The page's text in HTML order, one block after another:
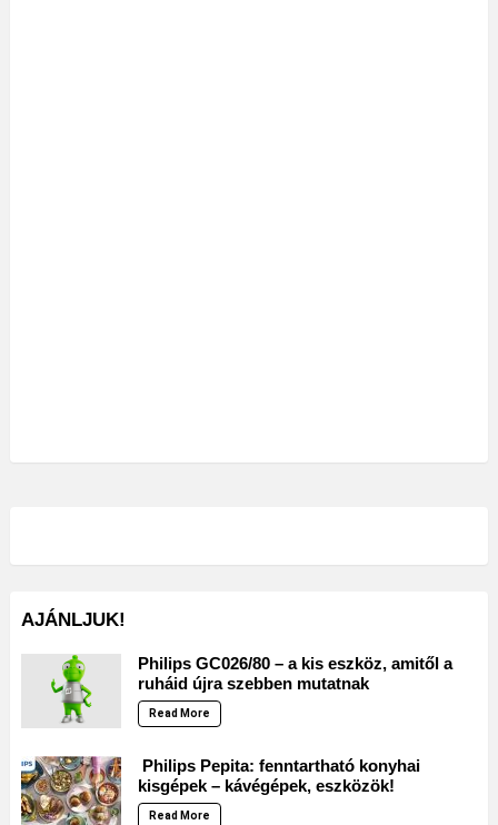
AJÁNLJUK!
Philips GC026/80 – a kis eszköz, amitől a
ruháid újra szebben mutatnak
Read More
Philips Pepita: fenntartható konyhai
kisgépek – kávégépek, eszközök!
Read More